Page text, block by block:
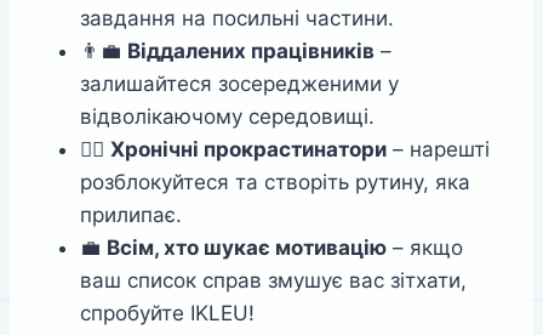
завдання на посильні частини.
👨‍💼 Віддалених працівників –
залишайтеся зосередженими у
відволікаючому середовищі.
😵‍💫 Хронічні прокрастинатори – нарешті
розблокуйтеся та створіть рутину, яка
прилипає.
💼 Всім, хто шукає мотивацію – якщо
ваш список справ змушує вас зітхати,
спробуйте IKLEU!